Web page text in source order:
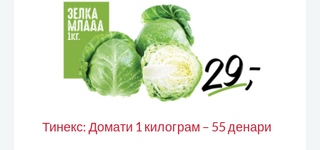
Тинекс: Домати 1 килограм – 55 денари